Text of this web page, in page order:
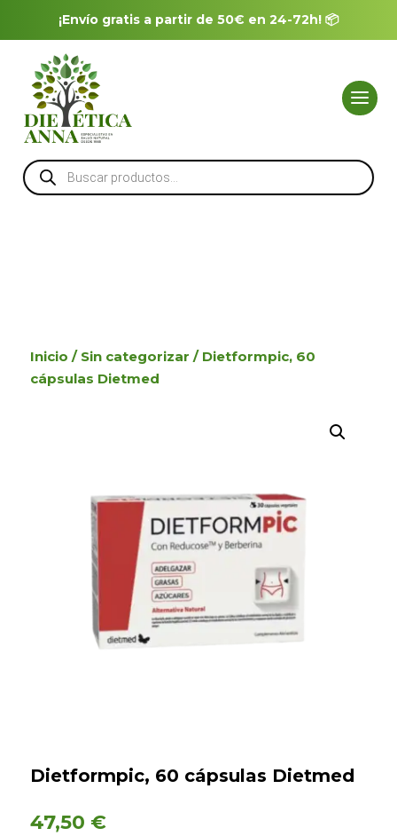
¡Envío gratis a partir de 50€ en 24-72h! 📦
Búsqueda
de
productos
Inicio / Sin categorizar / Dietformpic, 60
cápsulas Dietmed
Dietformpic, 60 cápsulas Dietmed
47,50 €